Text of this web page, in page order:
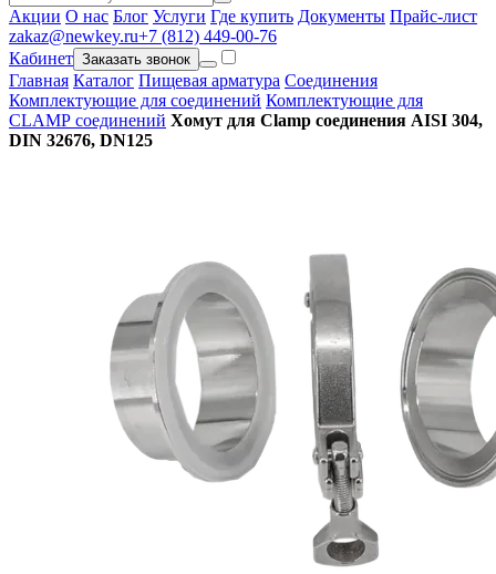
Акции О нас Блог Услуги Где купить Документы Прайс-лист
zakaz@newkey.ru+7 (812) 449-00-76
Кабинет Заказать звонок
Главная Каталог Пищевая арматура Соединения
Комплектующие для соединений Комплектующие для
CLAMP соединений Хомут для Clamp соединения AISI 304,
DIN 32676, DN125